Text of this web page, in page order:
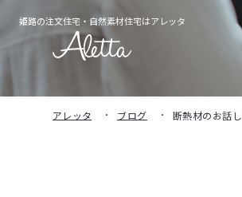
姫路の注文住宅・ 自然素材住宅はアレッタ
アレッタ ブログ 断熱材のお話し